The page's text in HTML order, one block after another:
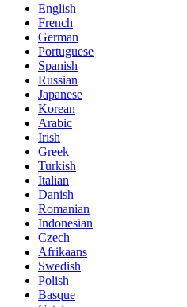
English
French
German
Portuguese
Spanish
Russian
Japanese
Korean
Arabic
Irish
Greek
Turkish
Italian
Danish
Romanian
Indonesian
Czech
Afrikaans
Swedish
Polish
Basque